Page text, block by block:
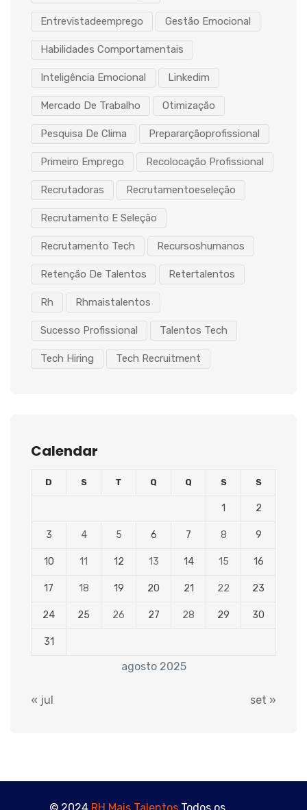
Entrevistadeemprego Gestão Emocional
Habilidades Comportamentais
Inteligência Emocional Linkedim
Mercado De Trabalho Otimização
Pesquisa De Clima Prepararçãoprofissional
Primeiro Emprego Recolocação Profissional
Recrutadoras Recrutamentoeseleção
Recrutamento E Seleção
Recrutamento Tech Recursoshumanos
Retenção De Talentos Retertalentos
Rh Rhmaistalentos
Sucesso Profissional Talentos Tech
Tech Hiring Tech Recruitment
Calendar
agosto 2025
D S T Q Q S S
1 2
3 4 5 6 7 8 9
10 11 12 13 14 15 16
17 18 19 20 21 22 23
24 25 26 27 28 29 30
31
« jul set »